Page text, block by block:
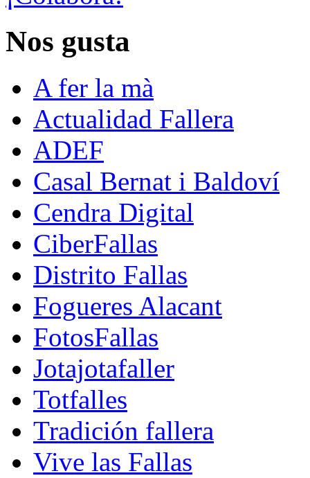
Nos gusta
A fer la mà
Actualidad Fallera
ADEF
Casal Bernat i Baldoví
Cendra Digital
CiberFallas
Distrito Fallas
Fogueres Alacant
FotosFallas
Jotajotafaller
Totfalles
Tradición fallera
Vive las Fallas